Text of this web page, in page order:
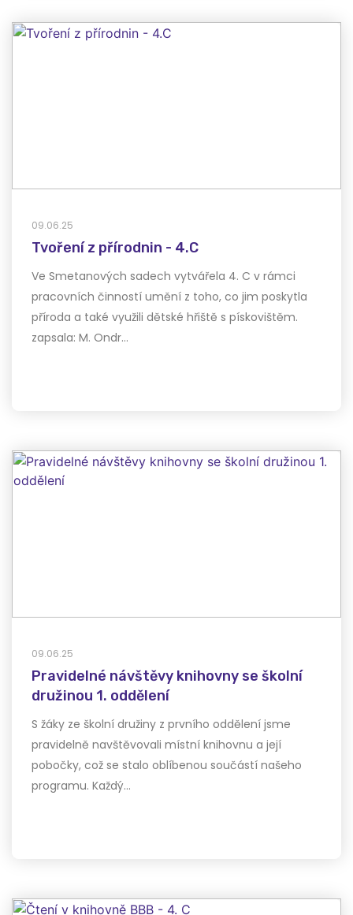
09.06.25
Tvoření z přírodnin - 4.C
Ve Smetanových sadech vytvářela 4. C v rámci
pracovních činností umění z toho, co jim poskytla
příroda a také využili dětské hřiště s pískovištěm.
zapsala: M. Ondr…
09.06.25
Pravidelné návštěvy knihovny se školní
družinou 1. oddělení
S žáky ze školní družiny z prvního oddělení jsme
pravidelně navštěvovali místní knihovnu a její
pobočky, což se stalo oblíbenou součástí našeho
programu. Každý…